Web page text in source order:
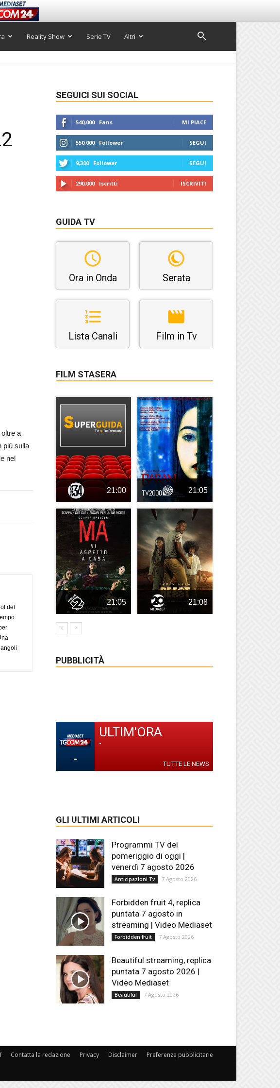
Reality Show Serie TV Altri
oltre a
più sulla
nel
del
SEGUICI SUI SOCIAL
540,000 Fans MI PIACE
550,000 Follower SEGUI
9,300 Follower SEGUI
290,000 Iscritti ISCRIVITI
GUIDA TV
Ora in Onda Serata
Lista Canali Film in Tv
FILM STASERA
21:00 21:05
21:05 21:08
PUBBLICITÀ
-
ULTIM'ORA
-
TUTTE LE NEWS
GLI ULTIMI ARTICOLI
Programmi TV del
pomeriggio di oggi |
venerdì 7 agosto 2026
Anticipazioni Tv 7 Agosto 2026
Forbidden fruit 4, replica
puntata 7 agosto in
streaming | Video Mediaset
Forbidden fruit 7 Agosto 2026
Beautiful streaming, replica
puntata 7 agosto 2026 |
Video Mediaset
Beautiful 7 Agosto 2026
Contatta la redazione Privacy Disclaimer Preferenze pubblicitarie